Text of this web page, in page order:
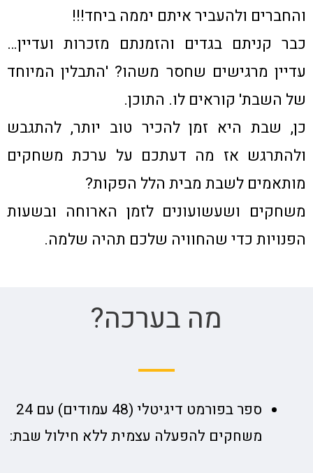
והחברים ולהעביר איתם יממה ביחד!!!
כבר קניתם בגדים והזמנתם מזכרות ועדיין…
עדיין מרגישים שחסר משהו? 'התבלין המיוחד
של השבת' קוראים לו. התוכן.
כן, שבת היא זמן להכיר טוב יותר, להתגבש
ולהתרגש אז מה דעתכם על ערכת משחקים
מותאמים לשבת מבית הלל הפקות?
משחקים ושעשועונים לזמן הארוחה ובשעות
הפנויות כדי שהחוויה שלכם תהיה שלמה.
מה בערכה?
ספר בפורמט דיגיטלי (48 עמודים) עם 24
משחקים להפעלה עצמית ללא חילול שבת: